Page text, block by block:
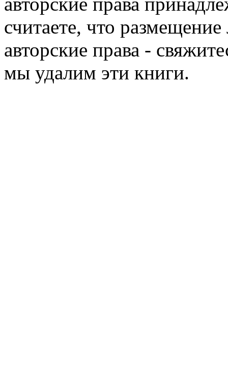
считаете, что
авторские права -
мы удалим эти книги.